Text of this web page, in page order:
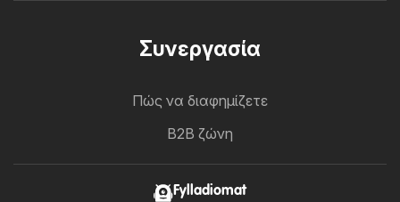
Συνεργασία
Πώς να διαφημίζετε
B2B ζώνη
Fylladiomat